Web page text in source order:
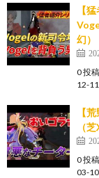
【
幻）
0 投
12-
【
（
0 投
03-